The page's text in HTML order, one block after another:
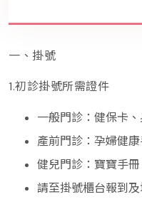
一、掛號
1.初診掛號所需證件
一般門診：健保卡
產前門診：孕婦健
健兒門診：寶寶手
請至掛號櫃台報到